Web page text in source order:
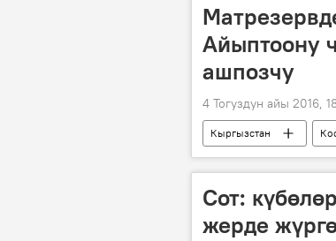
Айыптоону
ашпозчу
4 Тогуздун айы 2016,
Кыргызстан
депутаттар
Сот:
жерде